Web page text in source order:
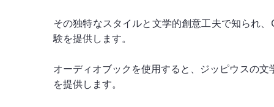
その独特なスタイルと文学的創意工夫で知られ
験を提供します。
オーディオブックを使用すると、ジッピウスの
を提供します。